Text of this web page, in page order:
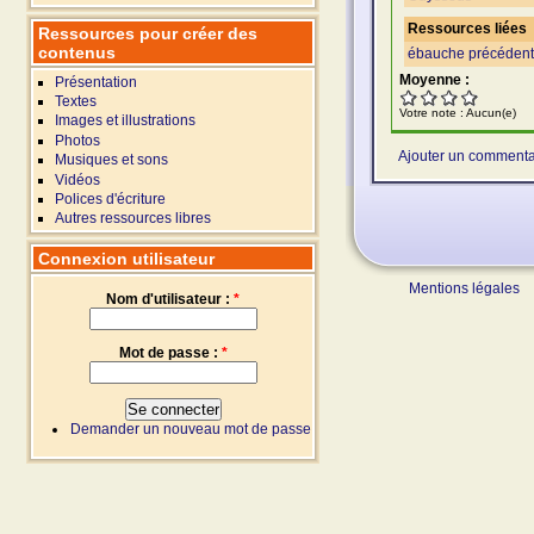
Ressources liées
ébauche
Moyenne :
Votre note : Aucun(e)
Ajouter un
Mentions légales
Ressources pour créer des
contenus
Présentation
Textes
Images et illustrations
Photos
Musiques et sons
Vidéos
Polices d'écriture
Autres ressources libres
Connexion utilisateur
Nom d'utilisateur : *
Mot de passe : *
Demander un nouveau mot de passe